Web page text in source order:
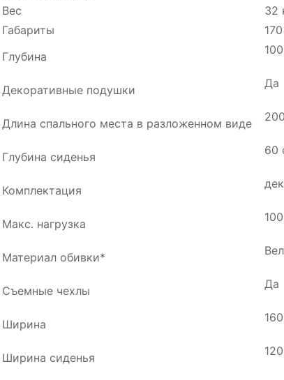
Вес
32
Габариты
Глубина
100
Декоративные подушки Да
Длина спального места в разложенном виде 200
Глубина сиденья 60
Комплектация
Макс. нагрузка
Материал обивки*
Съемные чехлы Да
Ширина 160
Ширина сиденья